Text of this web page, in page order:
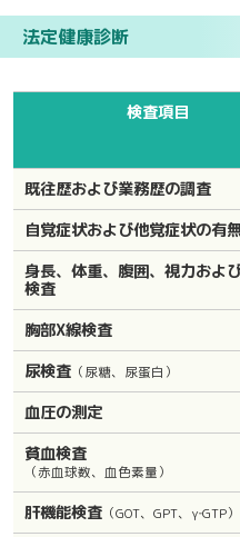
法定健康診断
検査項目
既往歴および業務歴の調査
自覚症状および他覚症状の有
身長、体重、腹囲、視力およ
検査
胸部X線検査
尿検査（尿糖、尿蛋白）
血圧の測定
貧血検査
（赤血球数、血色素量）
肝機能検査（GOT、GPT、γ‐GTP）